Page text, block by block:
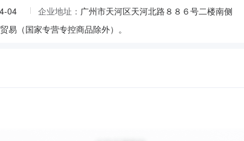
04 企业地址： 广州市天河区天河北路８８６号二楼南侧
易（国家专营专控商品除外）。